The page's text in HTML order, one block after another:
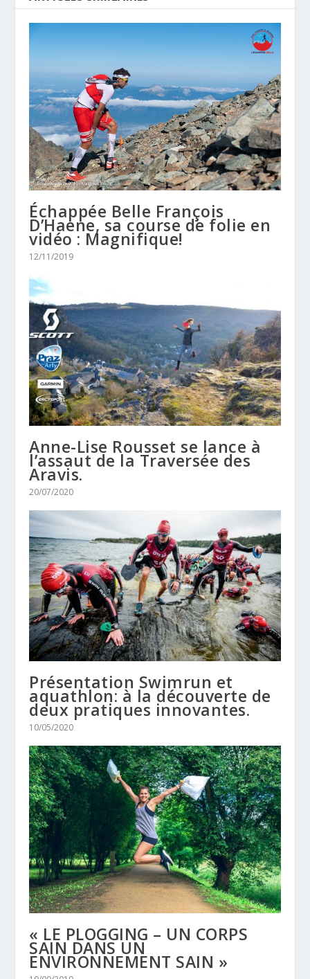
Échappée Belle François
D’Haene, sa course de folie en
vidéo : Magnifique!
12/11/2019
Anne-Lise Rousset se lance à
l’assaut de la Traversée des
Aravis.
20/07/2020
Présentation Swimrun et
aquathlon: à la découverte de
deux pratiques innovantes.
10/05/2020
« LE PLOGGING – UN CORPS
SAIN DANS UN
ENVIRONNEMENT SAIN »